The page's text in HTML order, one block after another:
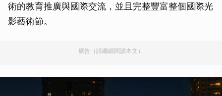
術的教育推廣與國際交流，並且完整豐富整個國際光
影藝術節。
廣告（請繼續閱讀本文）